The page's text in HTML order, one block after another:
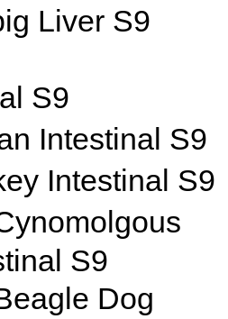
Liver S9
S9
Intestinal S9
Intestinal S9
S9
Dog